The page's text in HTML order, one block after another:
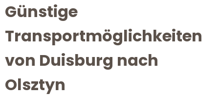
Günstige
Transportmöglichkeiten
von Duisburg nach
Olsztyn